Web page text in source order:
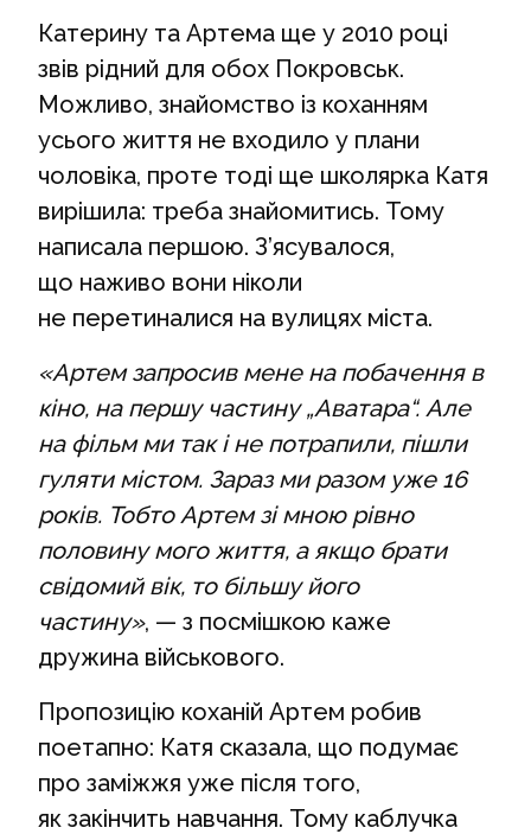
Катерину та Артема ще у 2010 році
звів рідний для обох Покровськ.
Можливо, знайомство із коханням
усього життя не входило у плани
чоловіка, проте тоді ще школярка Катя
вирішила: треба знайомитись. Тому
написала першою. З’ясувалося,
що наживо вони ніколи
не перетиналися на вулицях міста.
«Артем запросив мене на побачення в
кіно, на першу частину „Аватара“. Але
на фільм ми так і не потрапили, пішли
гуляти містом. Зараз ми разом уже 16
років. Тобто Артем зі мною рівно
половину мого життя, а якщо брати
свідомий вік, то більшу його
частину», — з посмішкою каже
дружина військового.
Пропозицію коханій Артем робив
поетапно: Катя сказала, що подумає
про заміжжя уже після того,
як закінчить навчання. Тому каблучка